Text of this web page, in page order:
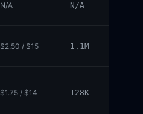
N/A N/A
$2.50 / $15 1.1M
$1.75 / $14 128K